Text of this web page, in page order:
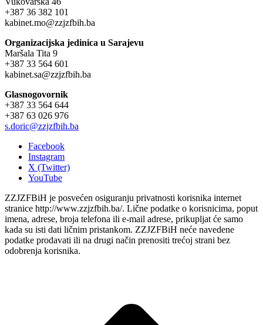
+387 36 382 101
kabinet.mo@zzjzfbih.ba
Organizacijska jedinica u Sarajevu
Maršala Tita 9
+387 33 564 601
kabinet.sa@zzjzfbih.ba
Glasnogovornik
+387 33 564 644
+387 63 026 976
s.doric@zzjzfbih.ba
Facebook
Instagram
X (Twitter)
YouTube
ZZJZFBiH je posvećen osiguranju privatnosti korisnika internet
stranice http://www.zzjzfbih.ba/. Lične podatke o korisnicima, poput
imena, adrese, broja telefona ili e-mail adrese, prikupljat će samo
kada su isti dati ličnim pristankom. ZZJZFBiH neće navedene
podatke prodavati ili na drugi način prenositi trećoj strani bez
odobrenja korisnika.